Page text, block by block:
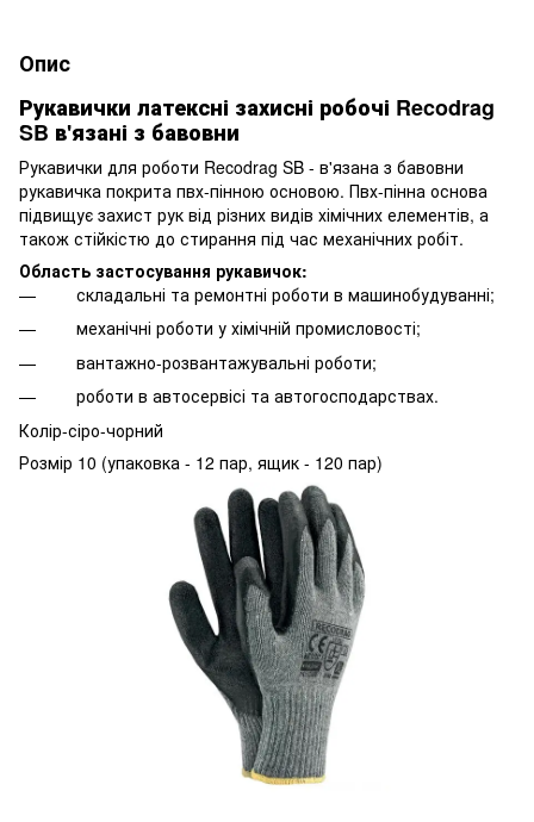
Опис
Рукавички латексні захисні робочі Recodrag
SB в'язані з бавовни
Рукавички для роботи Recodrag SB - в'язана з бавовни
рукавичка покрита пвх-пінною основою. Пвх-пінна основа
підвищує захист рук від різних видів хімічних елементів, а
також стійкістю до стирання під час механічних робіт.
Область застосування рукавичок:
складальні та ремонтні роботи в машинобудуванні;
механічні роботи у хімічній промисловості;
вантажно-розвантажувальні роботи;
роботи в автосервісі та автогосподарствах.
Колір-сіро-чорний
Розмір 10 (упаковка - 12 пар, ящик - 120 пар)